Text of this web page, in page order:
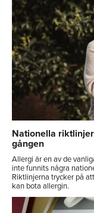
Nationella
gången
Allergi är en av de
inte funnits några
Riktlinjerna trycker på
kan bota allergin.